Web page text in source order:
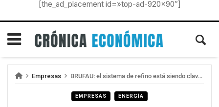
[the_ad_placement id=»top-ad-920×90″]
Empresas BRUFAU: el sistema de refino está siendo clave para España
EMPRESAS ENERGÍA